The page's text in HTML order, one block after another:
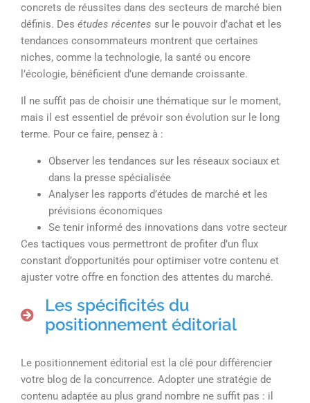
concrets de réussites dans des secteurs de marché bien
définis. Des études récentes sur le pouvoir d’achat et les
tendances consommateurs montrent que certaines
niches, comme la technologie, la santé ou encore
l’écologie, bénéficient d’une demande croissante.
Il ne suffit pas de choisir une thématique sur le moment,
mais il est essentiel de prévoir son évolution sur le long
terme. Pour ce faire, pensez à :
Observer les tendances sur les réseaux sociaux et
dans la presse spécialisée
Analyser les rapports d’études de marché et les
prévisions économiques
Se tenir informé des innovations dans votre secteur
Ces tactiques vous permettront de profiter d’un flux
constant d’opportunités pour optimiser votre contenu et
ajuster votre offre en fonction des attentes du marché.
Les spécificités du
positionnement éditorial
Le positionnement éditorial est la clé pour différencier
votre blog de la concurrence. Adopter une stratégie de
contenu adaptée au plus grand nombre ne suffit pas : il